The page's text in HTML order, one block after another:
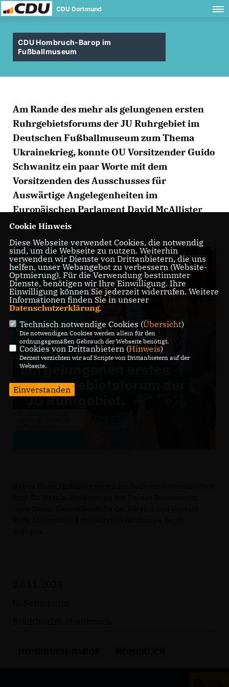
CDU Dortmund
CDU Hombruch-Barop im
Fußballmuseum
Am Rande des mehr als gelungenen ersten
Ruhrgebietsforums der JU Ruhrgebiet im
Deutschen Fußballmuseum zum Thema
Ukrainekrieg, konnte OU Vorsitzender Guido
Schwanitz ein paar Worte mit dem
Vorsitzenden des Ausschusses für
Auswärtige Angelegenheiten im
Europäischen Parlament David McAllister
wechseln.
Cookie Hinweis
Diese Webseite verwendet Cookies, die notwendig
sind, um die Webseite zu nutzen. Weiterhin
verwenden wir Dienste von Drittanbietern, die uns
helfen, unser Webangebot zu verbessern (Website-
Optmierung). Für die Verwendung bestimmter
Dienste, benötigen wir Ihre Einwilligung. Ihre
Einwilligung können Sie jederzeit widerrufen. Weitere
Informationen finden Sie in unserer
Datenschutzerklärung.
Technisch notwendige Cookies (Übersicht)
Die notwendigen Cookies werden allein für den
ordnungsgemäßen Gebrauch der Webseite benötigt.
Cookies von Drittanbietern (Hinweis)
Derzeit verzichten wir auf Scripte von Drittanbietern auf der
Webseite.
Einverstanden